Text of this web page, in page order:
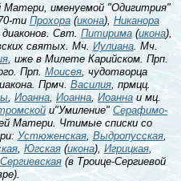
Матери, именуемой "Одигитрия"
ти Прохора(икона), Никанора
Свт. Питирима(икона),
святых. Мч. Иулиана. Мч.
, иже в Милете Карийском. Прп.
Прп. Моисея, чудотворца
Прмч.Василия, прмцц.
Иоанна ,Иоанна Иоанна и мц.
и"Умиление" Серафимо-
Матери. Чтимые списки со
Устюженская, Выдропусская,
, Югская(икона), Игрицкая,
Сергиевская(в Троице-Сергиевой